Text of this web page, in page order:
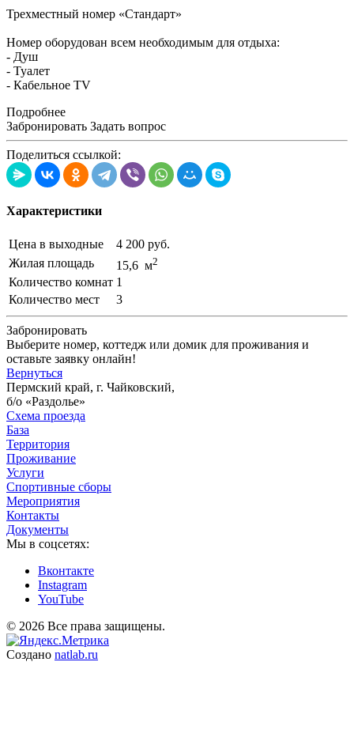
Трехместный номер «Стандарт»
Номер оборудован всем необходимым для отдыха:
- Душ
- Туалет
- Кабельное TV
Подробнее
Забронировать Задать вопрос
Поделиться ссылкой:
Характеристики
Цена в выходные
4 200 руб.
Жилая площадь
15,6 м2
Количество комнат 1
Количество мест
3
Забронировать
Выберите номер, коттедж или домик для проживания и
оставьте заявку онлайн!
Вернуться
Пермский край, г. Чайковский,
б/о «Раздолье»
Схема проезда
База
Территория
Проживание
Услуги
Спортивные сборы
Мероприятия
Контакты
Документы
Мы в соцсетях:
Вконтакте
Instagram
YouTube
© 2026 Все права защищены.
Создано natlab.ru